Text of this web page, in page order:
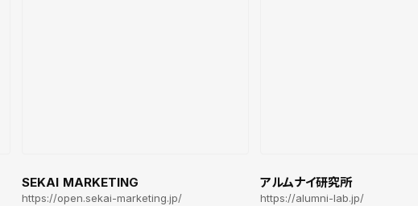
SEKAI MARKETING
https://open.sekai-marketing.jp/
アルムナイ研究所
https://alumni-lab.jp/